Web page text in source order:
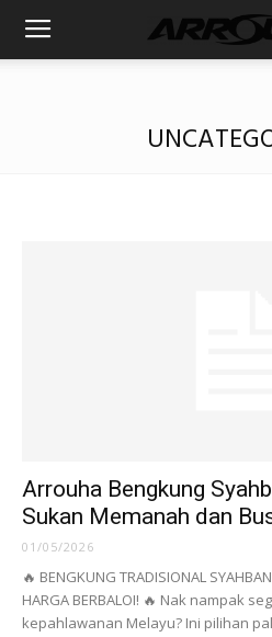
Arrouha Bengkung
Sukan Memanah dan
01/05/2026
🔥 BENGKUNG TRADISIONAL
HARGA BERBALOI! 🔥 Nak nampak
kepahlawanan Melayu? Ini pilihan